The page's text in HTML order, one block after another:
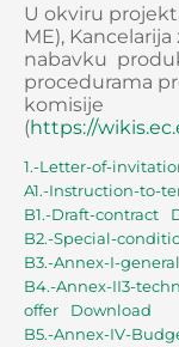
U okviru
ME),
nabavku
procedurama
komisije
(https://
1.-Letter-of-
A1.-Instruction-to-
B1.-Draft-contract
B2.-Special-
B3.-Annex-I-
B4.-Annex-II3-
offer
Download
B5.-Annex-IV-